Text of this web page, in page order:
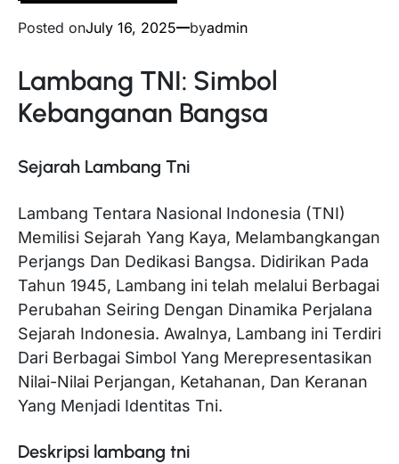
Posted onJuly 16, 2025 byadmin
Lambang TNI: Simbol
Kebanganan Bangsa
Sejarah Lambang Tni
Lambang Tentara Nasional Indonesia (TNI)
Memilisi Sejarah Yang Kaya, Melambangkangan
Perjangs Dan Dedikasi Bangsa. Didirikan Pada
Tahun 1945, Lambang ini telah melalui Berbagai
Perubahan Seiring Dengan Dinamika Perjalana
Sejarah Indonesia. Awalnya, Lambang ini Terdiri
Dari Berbagai Simbol Yang Merepresentasikan
Nilai-Nilai Perjangan, Ketahanan, Dan Keranan
Yang Menjadi Identitas Tni.
Deskripsi lambang tni